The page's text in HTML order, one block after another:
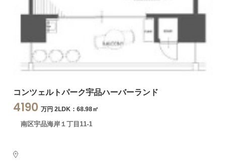
コンツェルトパーク宇品ハーバーランド
4190 万円 2LDK：68.98㎡
南区宇品海岸１丁目11-1